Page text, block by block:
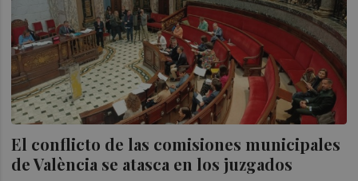
El conflicto de las comisiones municipales
de València se atasca en los juzgados